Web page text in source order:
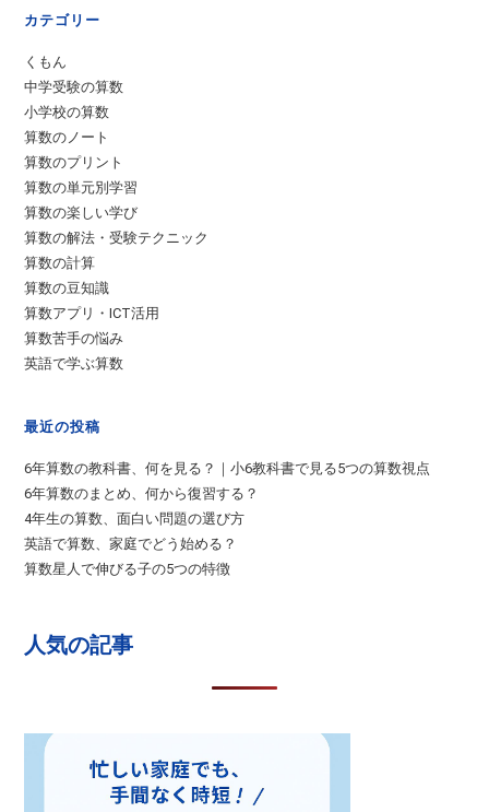
カテゴリー
くもん
中学受験の算数
小学校の算数
算数のノート
算数のプリント
算数の単元別学習
算数の楽しい学び
算数の解法・受験テクニック
算数の計算
算数の豆知識
算数アプリ・ICT活用
算数苦手の悩み
英語で学ぶ算数
最近の投稿
6年算数の教科書、何を見る？｜小6教科書で見る5つの算数視点
6年算数のまとめ、何から復習する？
4年生の算数、面白い問題の選び方
英語で算数、家庭でどう始める？
算数星人で伸びる子の5つの特徴
人気の記事